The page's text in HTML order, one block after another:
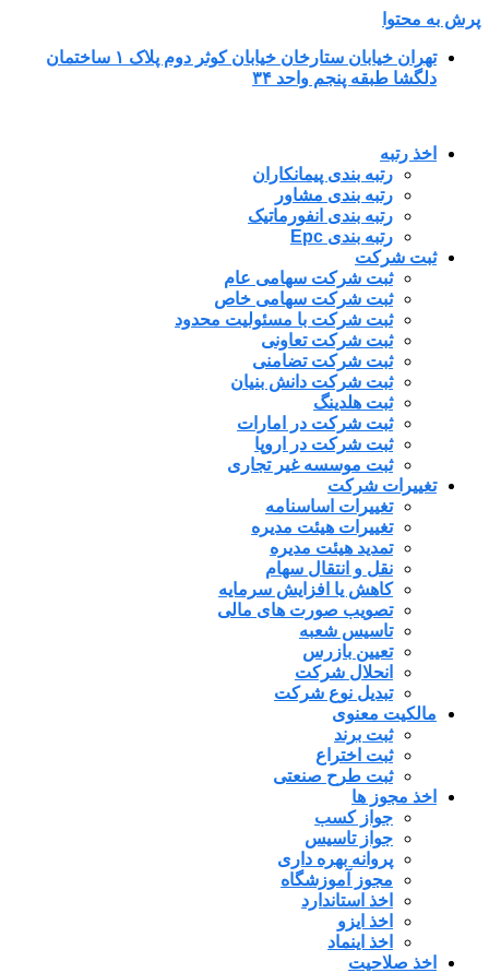
پرش به محتوا
تهران خیابان ستارخان خیابان کوثر دوم پلاک ۱ ساختمان
دلگشا طبقه پنجم واحد ۳۴
اخذ رتبه
رتبه بندی پیمانکاران
رتبه بندی مشاور
رتبه بندی انفورماتیک
رتبه بندی Epc
ثبت شرکت
ثبت شرکت سهامی عام
ثبت شرکت سهامی خاص
ثبت شرکت با مسئولیت محدود
ثبت شرکت تعاونی
ثبت شرکت تضامنی
ثبت شرکت دانش بنیان
ثبت هلدینگ
ثبت شرکت در امارات
ثبت شرکت در اروپا
ثبت موسسه غیر تجاری
تغییرات شرکت
تغییرات اساسنامه
تغییرات هیئت مدیره
تمدید هیئت مدیره
نقل و انتقال سهام
کاهش یا افزایش سرمایه
تصویب صورت های مالی
تاسیس شعبه
تعیین بازرس
انحلال شرکت
تبدیل نوع شرکت
مالکیت معنوی
ثبت برند
ثبت اختراع
ثبت طرح صنعتی
اخذ مجوز ها
جواز کسب
جواز تاسیس
پروانه بهره داری
مجوز آموزشگاه
اخذ استاندارد
اخذ ایزو
اخذ اینماد
اخذ صلاحیت